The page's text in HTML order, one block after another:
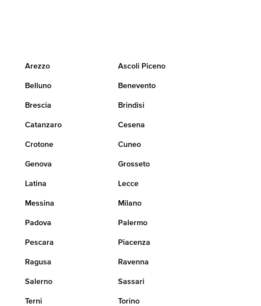
Arezzo Ascoli Piceno
Belluno Benevento
Brescia Brindisi
Catanzaro Cesena
Crotone Cuneo
Genova Grosseto
Latina Lecce
Messina Milano
Padova Palermo
Pescara Piacenza
Ragusa Ravenna
Salerno Sassari
Terni Torino